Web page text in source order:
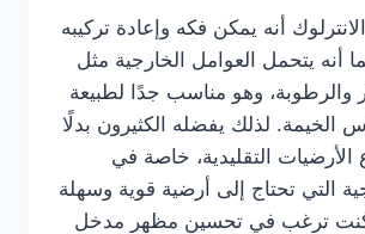
أنه يمكن فكه وإعادة تركيبه
أنه يتحمل العوامل الخارجية مثل
والرطوبة، وهو مناسب جدًا لطبيعة
الخيمة. لذلك يفضله الكثيرون بدلًا
التقليدية، خاصة في
التي تحتاج إلى أرضية قوية وسهلة
كنت ترغب في تحسين مظهر مدخل